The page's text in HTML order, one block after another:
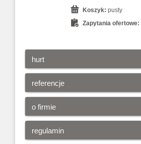
hurt
referencje
o firmie
regulamin
Koszyk: pusty
Zapytania ofertowe: